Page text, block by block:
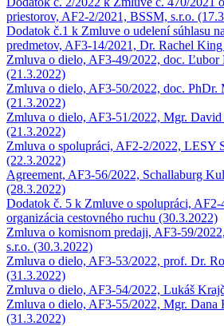
priestorov, AF2-2/2021, BSSM, s.r.o.
Dodatok č.1 k Zmluve o udelení súhlasu
predmetov, AF3-14/2021, Dr. Rachel
Zmluva o dielo, AF3-49/2022, doc. Ľubor
(21.3.2022)
Zmluva o dielo, AF3-50/2022, doc.
(21.3.2022)
Zmluva o dielo, AF3-51/2022, Mgr. David
(21.3.2022)
Zmluva o spolupráci, AF2-2/2022, LESY
(22.3.2022)
Agreement, AF3-56/2022, Schallaburg
(28.3.2022)
Dodatok č. 5 k Zmluve o spolupráci, AF2-
organizácia cestovného ruchu (30.3.2022)
Zmluva o komisnom predaji, AF3-59/
s.r.o. (30.3.2022)
Zmluva o dielo, AF3-53/2022, prof. Dr.
(31.3.2022)
Zmluva o dielo, AF3-54/2022, Lukáš
Zmluva o dielo, AF3-55/2022, Mgr. Dana
(31.3.2022)